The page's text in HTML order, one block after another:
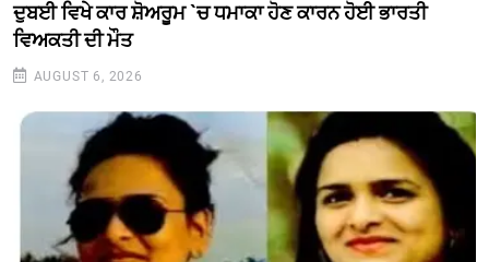
ਦੁਬਈ ਵਿਖੇ ਕਾਰ ਸ਼ੋਅਰੂਮ `ਚ ਧਮਾਕਾ ਹੋਣ ਕਾਰਨ ਹੋਈ ਭਾਰਤੀ
ਵਿਅਕਤੀ ਦੀ ਮੌਤ
AUGUST 6, 2026